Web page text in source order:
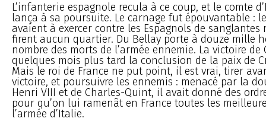
L’infanterie espagnole recula à ce coup, et le comte
lança à sa poursuite. Le carnage fut épouvantable :
avaient à exercer contre les Espagnols de sanglantes
firent aucun quartier. Du Bellay porte à douze mille
nombre des morts de l’armée ennemie. La victoire
quelques mois plus tard la conclusion de la paix de
Mais le roi de France ne put point, il est vrai, tirer
victoire, et poursuivre les ennemis : menacé par la
Henri VIII et de Charles-Quint, il avait donné des
pour qu’on lui ramenât en France toutes les
l’armée d’Italie.